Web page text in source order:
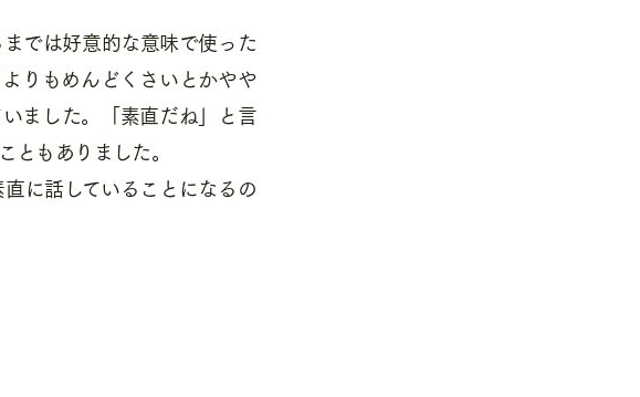
では好意的な意味で使った
りもめんどくさいとかやや
ました。「素直だね」と言
もありました。
に話していることになるの